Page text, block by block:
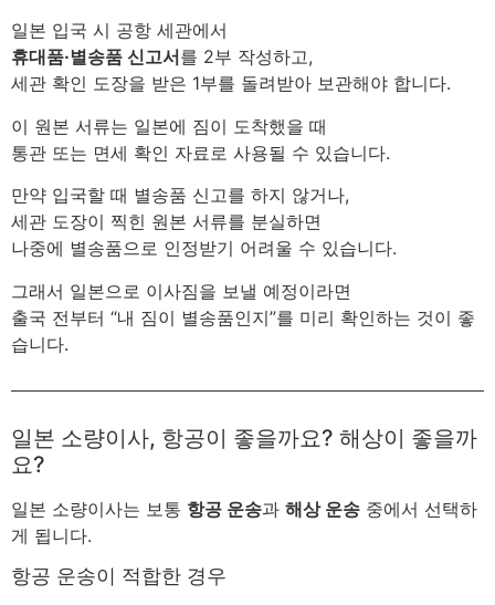
일본 입국 시 공항 세관에서
휴대품·별송품 신고서를 2부 작성하고,
세관 확인 도장을 받은 1부를 돌려받아 보관해야 합니다.
이 원본 서류는 일본에 짐이 도착했을 때
통관 또는 면세 확인 자료로 사용될 수 있습니다.
만약 입국할 때 별송품 신고를 하지 않거나,
세관 도장이 찍힌 원본 서류를 분실하면
나중에 별송품으로 인정받기 어려울 수 있습니다.
그래서 일본으로 이사짐을 보낼 예정이라면
출국 전부터 “내 짐이 별송품인지”를 미리 확인하는 것이 좋
습니다.
일본 소량이사, 항공이 좋을까요? 해상이 좋을까
요?
일본 소량이사는 보통 항공 운송과 해상 운송 중에서 선택하
게 됩니다.
항공 운송이 적합한 경우